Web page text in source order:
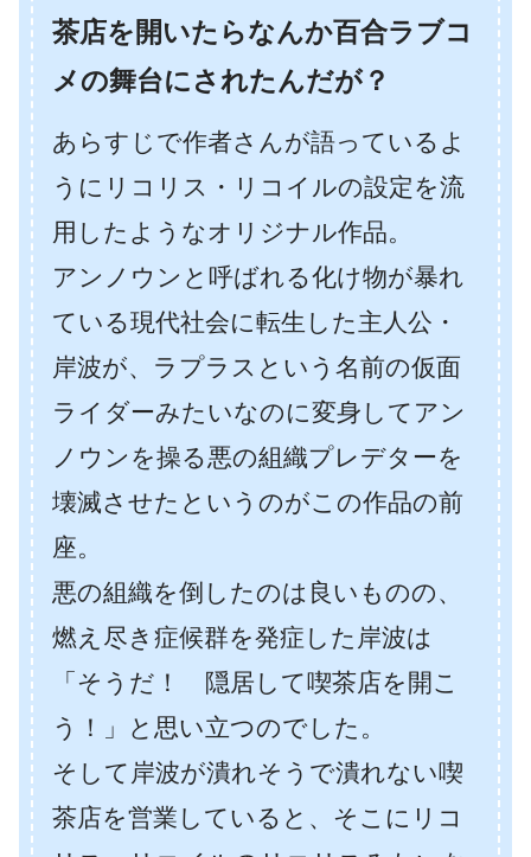
茶店を開いたらなんか百合ラブコ
メの舞台にされたんだが？
あらすじで作者さんが語っているよ
うにリコリス・リコイルの設定を流
用したようなオリジナル作品。
アンノウンと呼ばれる化け物が暴れ
ている現代社会に転生した主人公・
岸波が、ラプラスという名前の仮面
ライダーみたいなのに変身してアン
ノウンを操る悪の組織プレデターを
壊滅させたというのがこの作品の前
座。
悪の組織を倒したのは良いものの、
燃え尽き症候群を発症した岸波は
「そうだ！ 隠居して喫茶店を開こ
う！」と思い立つのでした。
そして岸波が潰れそうで潰れない喫
茶店を営業していると、そこにリコ